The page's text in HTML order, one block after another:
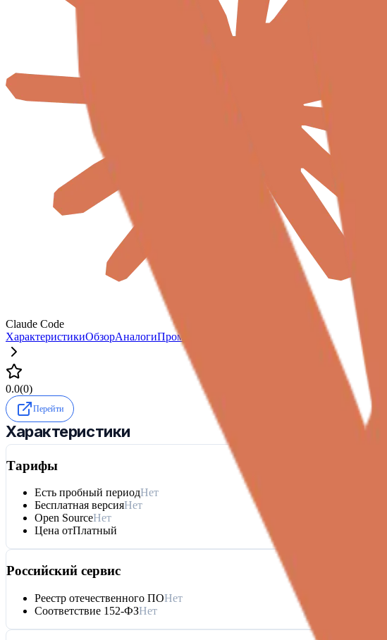
Claude Code
ХарактеристикиОбзорАналогиПромокоды
0.0(0)
Перейти
Характеристики
Тарифы
Есть пробный периодНет
Бесплатная версияНет
Open SourceНет
Цена отПлатный
Российский сервис
Реестр отечественного ПОНет
Соответствие 152-ФЗНет